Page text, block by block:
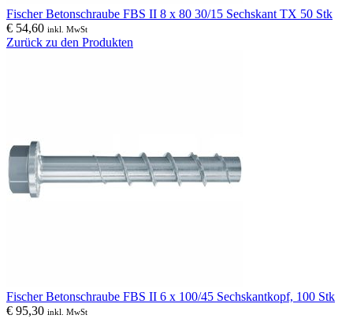
Fischer Betonschraube FBS II 8 x 80 30/15 Sechskant TX 50 Stk
€ 54,60 inkl. MwSt
Zurück zu den Produkten
Fischer Betonschraube FBS II 6 x 100/45 Sechskantkopf, 100 Stk
€ 95,30 inkl. MwSt